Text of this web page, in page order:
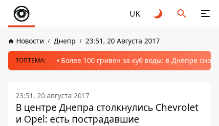
UK
Новости Днепр 23:51, 20 Августа 2017
ТОПТЕМА: Более 100 гривен за куб воды: в Днепре
23:51, 20 августа 2017
В центре Днепра столкнулись Chevrolet
и Opel: есть пострадавшие